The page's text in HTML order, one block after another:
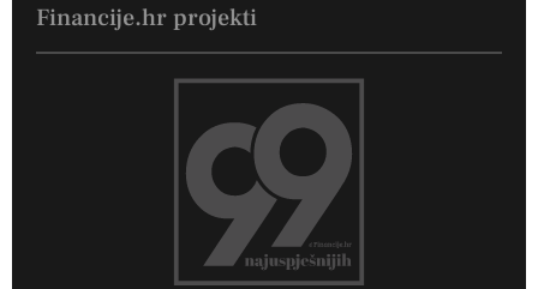
Financije.hr projekti